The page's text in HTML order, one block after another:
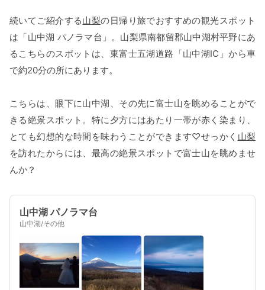
続いてご紹介する山梨の日帰り旅でおすすめの観光スポット
は「山中湖 パノラマ台」。山梨県南都留郡山中湖村平野にあ
るこちらのスポットは、東富士五湖道路「山中湖IC」から車
で約20分の所にあります。
こちらは、眼下に山中湖、その先に富士山を眺めることがで
きる絶景スポット。特に夕方にはあたり一帯が赤く染まり、
とても幻想的な時間を味わうことができます♡せっかく 山梨
を訪れたからには、最高の絶景スポットで富士山を眺めませ
んか？
山中湖 パノラマ台
山中湖/その他